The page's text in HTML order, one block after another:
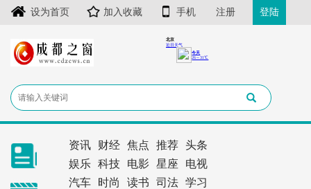
设为首页 加入收藏 手机 注册 登陆
资讯 财经 焦点 推荐
头条
娱乐
科技 电影 星座
电视
汽车
时尚 读书 司法
学习